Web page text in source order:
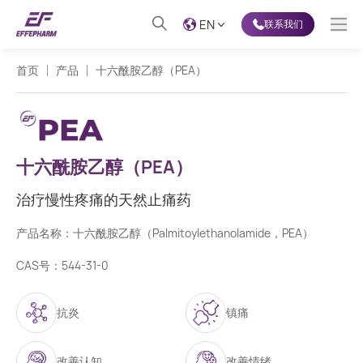
EN 联系我们
首页 产品 十六酰胺乙醇（PEA）
十六酰胺乙醇（PEA）
治疗慢性疼痛的天然止痛药
产品名称：十六酰胺乙醇（Palmitoylethanolamide，PEA）
CAS号：544-31-0
抗炎 镇痛